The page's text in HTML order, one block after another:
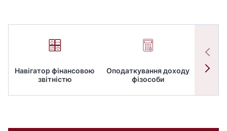
Навігатор фінансовою
звітністю
Оподаткування доходу
фізособи